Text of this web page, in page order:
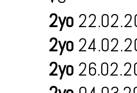
2yo
2yo
2yo